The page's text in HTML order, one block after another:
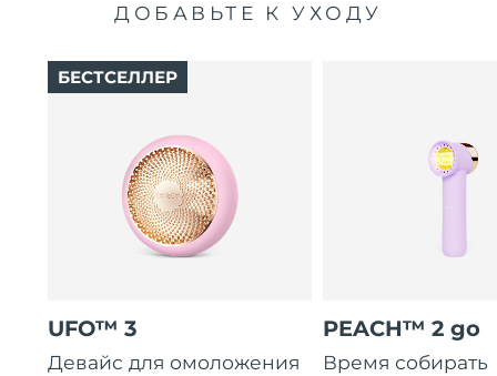
ДОБАВЬТЕ К УХОДУ
UFO™ 3
Девайс для омоложения
БЕСТСЕЛЛЕР
PEACH™ 2 go
Время собирать